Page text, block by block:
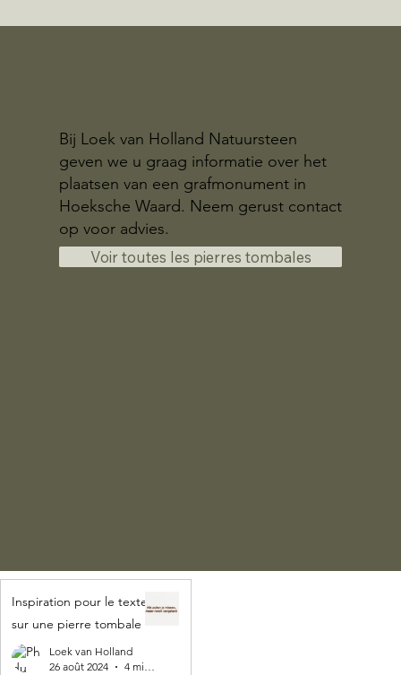
Bij Loek van Holland Natuursteen
geven we u graag informatie over het
plaatsen van een grafmonument in
Hoeksche Waard. Neem gerust contact
op voor advies.
Voir toutes les pierres tombales
Inspiration pour le texte
sur une pierre tombale
Loek van Holland
26 août 2024
4 min de lecture